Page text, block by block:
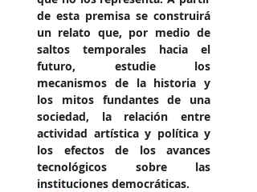
de esta premisa se construirá
un relato que, por medio de
saltos temporales hacia el
futuro, estudie los
mecanismos de la historia y
los mitos fundantes de una
sociedad, la relación entre
actividad artística y política y
los efectos de los avances
tecnológicos sobre las
instituciones democráticas.